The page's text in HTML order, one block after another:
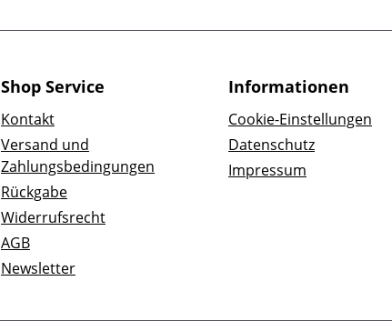
Shop Service
Kontakt
Versand und
Zahlungsbedingungen
Rückgabe
Widerrufsrecht
AGB
Newsletter
Informationen
Cookie-Einstellungen
Datenschutz
Impressum